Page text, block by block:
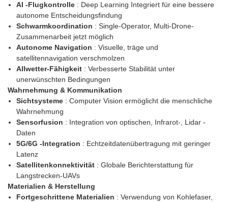
AI -Flugkontrolle : Deep Learning Integriert für eine bessere
autonome Entscheidungsfindung
Schwarmkoordination : Single-Operator, Multi-Drone-
Zusammenarbeit jetzt möglich
Autonome Navigation : Visuelle, träge und
satellitennavigation verschmolzen
Allwetter-Fähigkeit : Verbesserte Stabilität unter
unerwünschten Bedingungen
Wahrnehmung & Kommunikation
Sichtsysteme : Computer Vision ermöglicht die menschliche
Wahrnehmung
Sensorfusion : Integration von optischen, Infrarot-, Lidar -
Daten
5G/6G -Integration : Echtzeitdatenübertragung mit geringer
Latenz
Satellitenkonnektivität : Globale Berichterstattung für
Langstrecken-UAVs
Materialien & Herstellung
Fortgeschrittene Materialien : Verwendung von Kohlefaser,